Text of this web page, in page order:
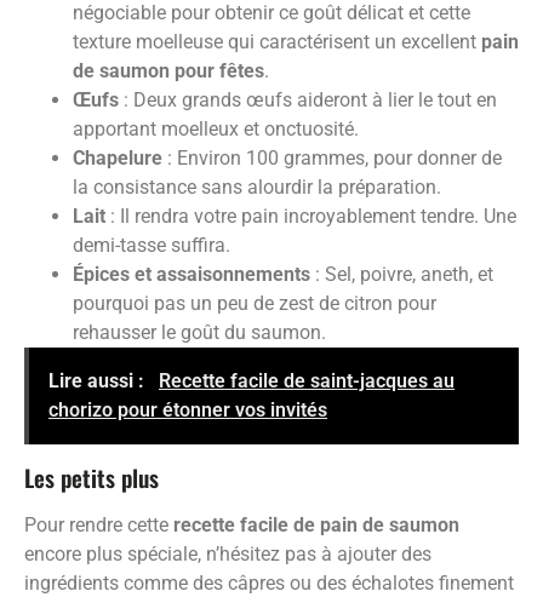
négociable pour obtenir ce goût délicat et cette
texture moelleuse qui caractérisent un excellent pain
de saumon pour fêtes.
Œufs : Deux grands œufs aideront à lier le tout en
apportant moelleux et onctuosité.
Chapelure : Environ 100 grammes, pour donner de
la consistance sans alourdir la préparation.
Lait : Il rendra votre pain incroyablement tendre. Une
demi-tasse suffira.
Épices et assaisonnements : Sel, poivre, aneth, et
pourquoi pas un peu de zest de citron pour
rehausser le goût du saumon.
Lire aussi :
Recette facile de saint-jacques au
chorizo pour étonner vos invités
Les petits plus
Pour rendre cette recette facile de pain de saumon
encore plus spéciale, n’hésitez pas à ajouter des
ingrédients comme des câpres ou des échalotes finement